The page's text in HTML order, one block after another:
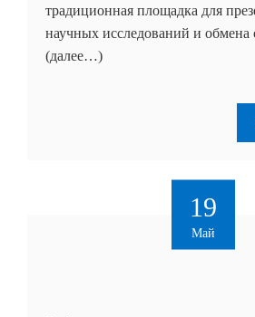
традиционная площадка для
научных исследований и
(далее…)
19
Май